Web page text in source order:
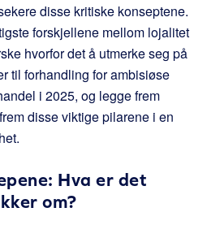
disse kritiske konseptene.
forskjellene mellom lojalitet
hvorfor det å utmerke seg på
til forhandling for ambisiøse
i 2025, og legge frem
disse viktige pilarene i en
Hva er det
om?